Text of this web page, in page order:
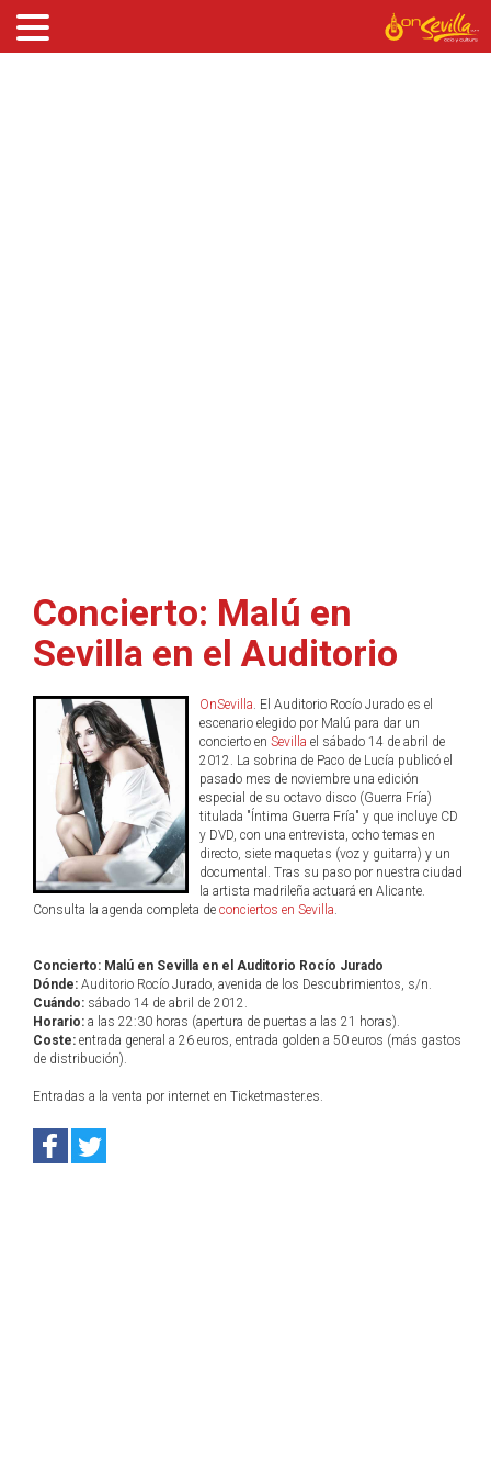
Concierto: Malú en
Sevilla en el Auditorio
OnSevilla. El Auditorio Rocío Jurado es el
escenario elegido por Malú para dar un
concierto en Sevilla el sábado 14 de abril de
2012. La sobrina de Paco de Lucía publicó el
pasado mes de noviembre una edición
especial de su octavo disco (Guerra Fría)
titulada "Íntima Guerra Fría" y que incluye CD
y DVD, con una entrevista, ocho temas en
directo, siete maquetas (voz y guitarra) y un
documental. Tras su paso por nuestra ciudad
la artista madrileña actuará en Alicante.
Consulta la agenda completa de conciertos en Sevilla.
Concierto: Malú en Sevilla en el Auditorio Rocío Jurado
Dónde: Auditorio Rocío Jurado, avenida de los Descubrimientos, s/n.
Cuándo: sábado 14 de abril de 2012.
Horario: a las 22:30 horas (apertura de puertas a las 21 horas).
Coste: entrada general a 26 euros, entrada golden a 50 euros (más gastos
de distribución).
Entradas a la venta por internet en Ticketmaster.es.